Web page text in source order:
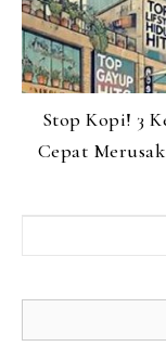
Stop Kopi! 3
Cepat